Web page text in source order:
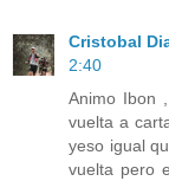
Cristobal
2:40
Animo Ibon
vuelta a
yeso igual
vuelta pero